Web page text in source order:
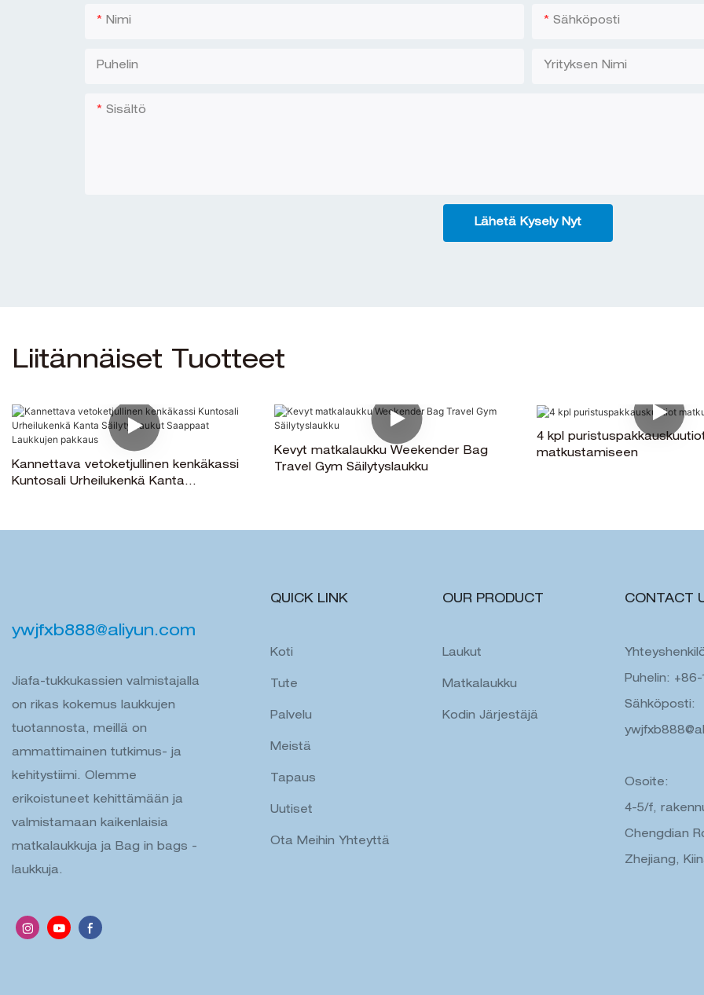
Nimi Sähköposti
Puhelin Yrityksen Nimi
Sisältö
Lähetä Kysely Nyt
Liitännäiset Tuotteet
Kannettava vetoketjullinen kenkäkassi
Kuntosali Urheilukenkä Kanta
Kevyt matkalaukku Weekender Bag
Travel Gym Säilytyslaukku
4 kpl
matkustamiseen
ywjfxb888@aliyun.com
Jiafa-tukkukassien valmistajalla
on rikas kokemus laukkujen
tuotannosta, meillä on
ammattimainen tutkimus- ja
kehitystiimi. Olemme
erikoistuneet kehittämään ja
valmistamaan kaikenlaisia ​​
matkalaukkuja ja Bag in bags -
laukkuja.
QUICK LINK
Koti
Tute
Palvelu
Meistä
Tapaus
Uutiset
Ota Meihin Yhteyttä
OUR PRODUCT
Laukut
Matkalaukku
Kodin Järjestäjä
CONTACT
Puhelin: +86-
Sähköposti:
Osoite:
4-5/f,
Chengdian
Zhejiang,